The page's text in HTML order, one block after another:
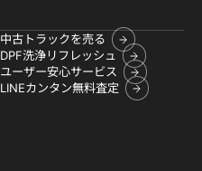
中古トラックを売る
DPF洗浄リフレッシュ
ユーザー安心サービス
LINEカンタン無料査定